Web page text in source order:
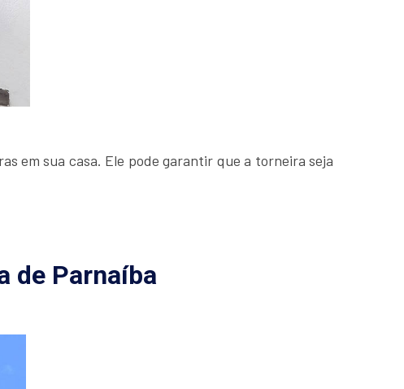
em sua casa. Ele pode garantir que a torneira seja
de Parnaíba